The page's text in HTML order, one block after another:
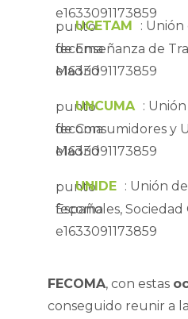
UCETAM
: Unión
de Enseñanza de
Madrid
UNCUMA :
de Consumidores y
Madrid
UNIDE : Unión
Españoles, Sociedad
FECOMA, con estas
conseguido reunir a